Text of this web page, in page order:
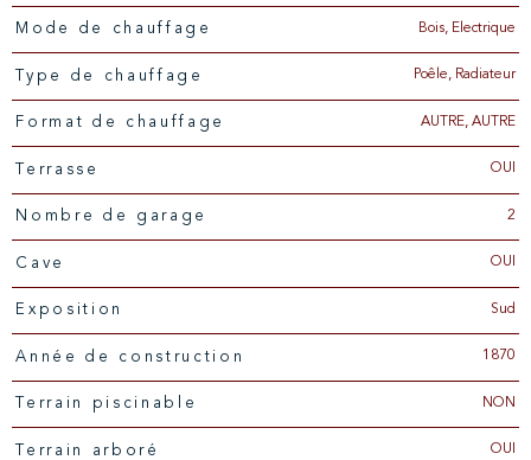
Mode de chauffage Bois, Electrique
Type de chauffage Poêle, Radiateur
Format de chauffage AUTRE, AUTRE
Terrasse OUI
Nombre de garage 2
Cave OUI
Exposition Sud
Année de construction 1870
Terrain piscinable NON
Terrain arboré OUI